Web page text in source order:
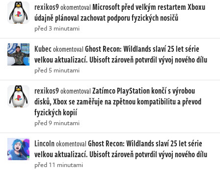
rexikos9okomentovalMicrosoft před velkým restartem Xboxu
údajně plánoval zachovat podporu fyzických nosičů
před 3 minutami
KubecokomentovalGhost Recon: Wildlands slaví 25 let série
velkou aktualizací. Ubisoft zároveň potvrdil vývoj nového dílu
před 5 minutami
rexikos9okomentovalZatímco PlayStation končí s výrobou
disků, Xbox se zaměřuje na zpětnou kompatibilitu a převod
fyzických kopií
před 9 minutami
LincolnokomentovalGhost Recon: Wildlands slaví 25 let série
velkou aktualizací. Ubisoft zároveň potvrdil vývoj nového dílu
před 11 minutami